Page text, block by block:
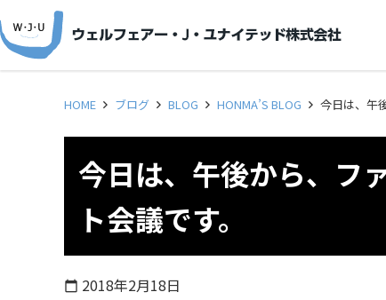
HOME ブログ BLOG HONMA’S BLOG 今日は、午
今日は、午後から、フ
ト会議です。
calendar_today 2018年2月18日